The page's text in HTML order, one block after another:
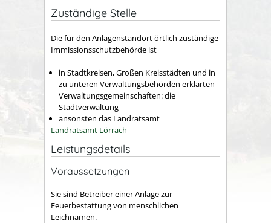
Zuständige Stelle
Die für den Anlagenstandort örtlich zuständige
Immissionsschutzbehörde ist
in Stadtkreisen, Großen Kreisstädten und in
zu unteren Verwaltungsbehörden erklärten
Verwaltungsgemeinschaften: die
Stadtverwaltung
ansonsten das Landratsamt
Landratsamt Lörrach
Leistungsdetails
Voraussetzungen
Sie sind Betreiber einer Anlage zur
Feuerbestattung von menschlichen
Leichnamen.